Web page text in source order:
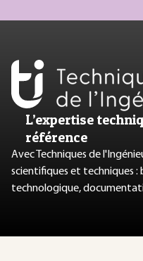
L’expertise
référence
Avec Techniques de
scientifiques et techniques :
technologique,